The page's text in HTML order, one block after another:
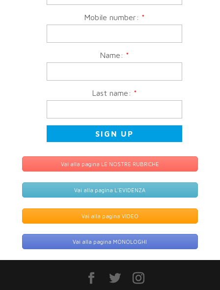
Mobile number: *
Name: *
Last name: *
Vai alla pagina LE NOSTRE RUBRICHE
Vai alla pagina L'EVIDENZA
Vai alla pagina VIDEO
Vai alla pagina MONOLOGHI